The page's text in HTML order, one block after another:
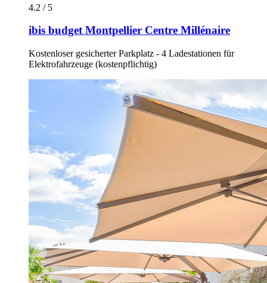
4.2 / 5
ibis budget Montpellier Centre Millénaire
Kostenloser gesicherter Parkplatz - 4 Ladestationen für
Elektrofahrzeuge (kostenpflichtig)